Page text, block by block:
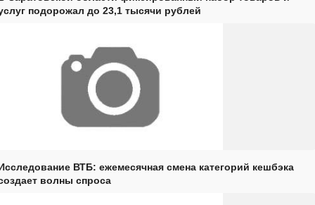
подорожал до 23,1 тысячи рублей
ВТБ: ежемесячная смена категорий кешбэка
волны спроса